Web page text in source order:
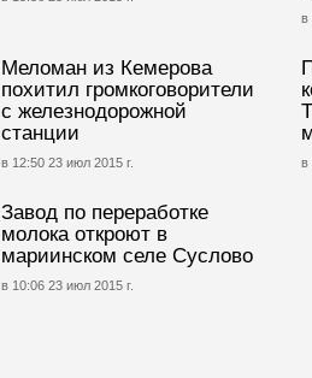
в
Меломан из Кемерова
похитил громкоговорители
с железнодорожной
станции
в 12:50 23 июл 2015 г. в
Завод по переработке
молока откроют в
мариинском селе Суслово
в 10:06 23 июл 2015 г.